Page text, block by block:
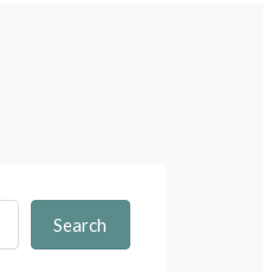
Search